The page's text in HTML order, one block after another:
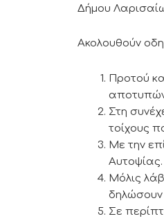
Δήμου
Ακολουθούν
Προτού
Στη
τοίχους
Με την
Αυτοψίας.
Μόλις
δηλώσουν
Σε